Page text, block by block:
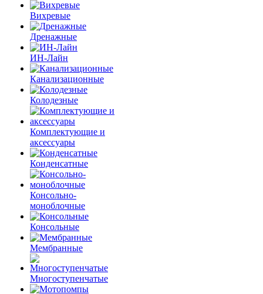
Вихревые
Дренажные
ИН-Лайн
Канализационные
Колодезные
Комплектующие и
аксессуары
Конденсатные
Консольно-
моноблочные
Консольные
Мембранные
Многоступенчатые